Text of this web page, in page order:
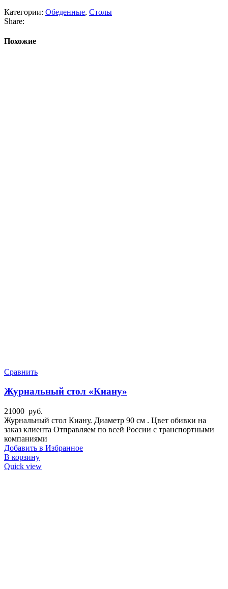
Категории: Обеденные, Столы
Share:
Похожие
Сравнить
Журнальный стол «Киану»
21000 руб.
Журнальный стол Киану. Диаметр 90 см . Цвет обивки на
заказ клиента Отправляем по всей России с транспортными
компаниями
Добавить в Избранное
В корзину
Quick view